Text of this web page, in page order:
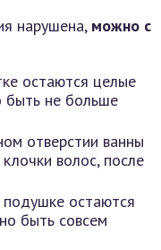
нарушена, можно с
остаются целые
быть не больше
отверстии ванны
волос, после
остаются
быть совсем